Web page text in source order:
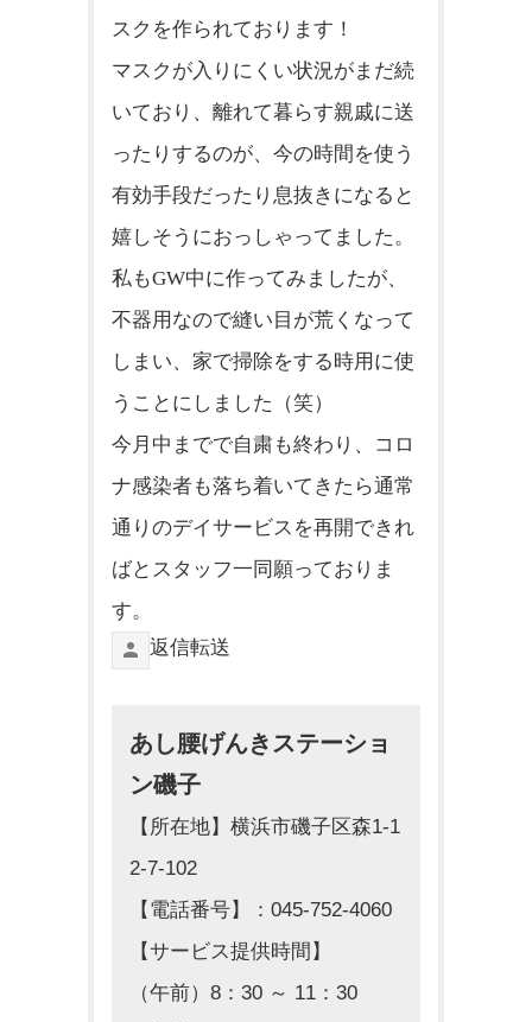
スクを作られております！
マスクが入りにくい状況がまだ続
いており、 離れて暮らす親戚に送
ったりするのが、今の時間を使う
有効手段だったり息抜きになると
嬉しそうにおっしゃってました。
私もGW中に作ってみましたが、
不器用なので縫い目が荒くなって
しまい、 家で掃除をする時用に使
うことにしました（笑）
今月中までで自粛も終わり、
コロ
ナ感染者も落ち着いてきたら通常
通りのデイサービスを再開できれ
ばとスタッフ一同願っておりま
す。
返信転送
あし腰げんきステーショ
ン磯子
【所在地】横浜市磯子区森1-1
2-7-102
【電話番号】：045-752-4060
【サービス提供時間】
（午前）8：30 ～ 11：30